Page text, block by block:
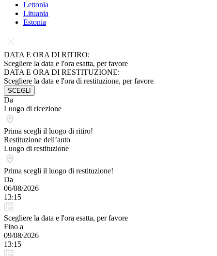
Lettonia
Lituania
Estonia
DATA E ORA DI RITIRO:
Scegliere la data e l'ora esatta, per favore
DATA E ORA DI RESTITUZIONE:
Scegliere la data e l'ora di restituzione, per favore
SCEGLI
Da
Luogo di ricezione
Prima scegli il luogo di ritiro!
Restituzione dell’auto
Luogo di restituzione
Prima scegli il luogo di restituzione!
Da
06/08/2026
13:15
Scegliere la data e l'ora esatta, per favore
Fino a
09/08/2026
13:15